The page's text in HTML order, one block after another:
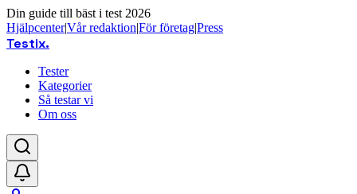
Din guide till bäst i test 2026
Hjälpcenter|Vår redaktion|För företag|Press
Testix.
Tester
Kategorier
Så testar vi
Om oss